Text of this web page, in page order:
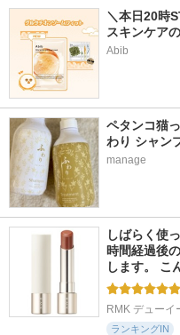
＼本日20時
スキンケア
Abib
ペタンコ猫
わり シャン
manage
しばらく使
時間経過後
します。 こ
RMK デューイ
ランキングIN